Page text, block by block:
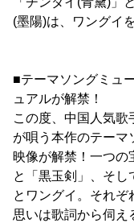
(墨陽)は、ワングイ
■テーマソングミュ
ュアルが解禁！
この度、中国人気
が唄う本作のテーマ
映像が解禁！一つの
と「黒玉剣」、そし
とワングイ。それぞ
思いは歌詞から伺え